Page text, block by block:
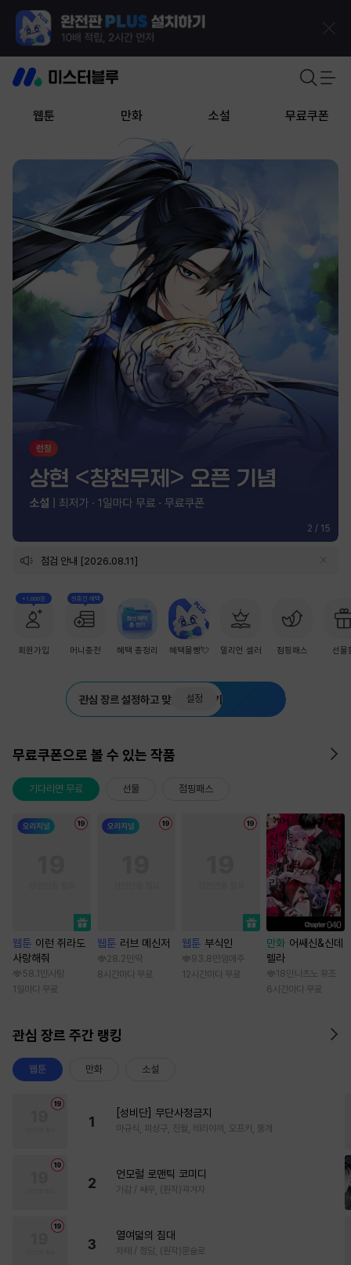
웹툰 만화 소설 무료쿠폰
2 / 15
점검 안내 [2026.08.11]
+1,000원
회원가입
첫충전 혜택
머니충전 혜택 총정리 혜택몰빵💘 밀리언 셀러 점핑패스 선물
관심 장르 설정하고 맞춤 추천 받기
설정
무료쿠폰으로 볼 수 있는 작품
기다리면 무료 선물 점핑패스
웹툰 이런 쥐라도
사랑해줘
58.1만 사탕
1일마다 무료
웹툰 러브 메신저
28.2만 딱
8시간마다 무료
웹툰 부식인
93.8만 임애주
12시간마다 무료
만화 어쌔신&신데
렐라
18만 나츠노 유조
6시간마다 무료
관심 장르 주간 랭킹
웹툰 만화 소설
1
[성비단] 무단사정금지
마규식, 피상구, 진월, 테리야끼, 오프카, 뚱개
2
언모럴 로맨틱 코미디
가감 / 쌔우, (원작)곽겨자
3
열여덟의 침대
자태 / 청담, (원작)문슬로